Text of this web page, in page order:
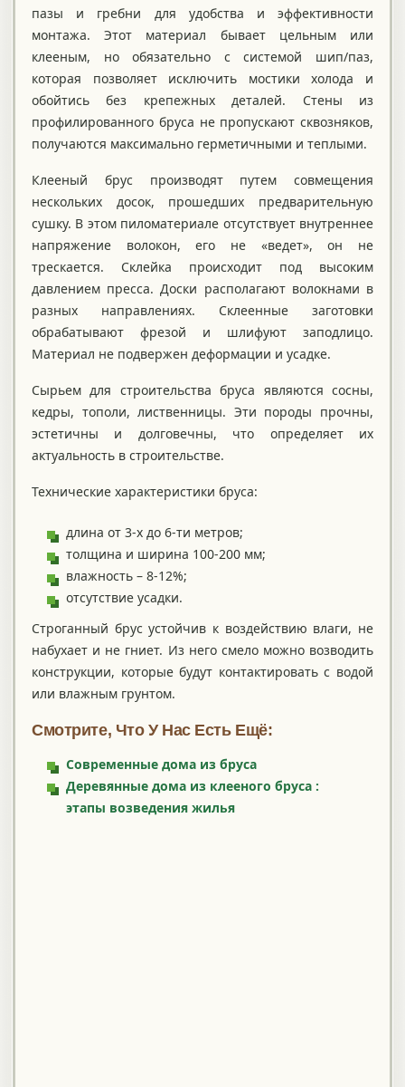
пазы и гребни для удобства и эффективности
монтажа. Этот материал бывает цельным или
клееным, но обязательно с системой шип/паз,
которая позволяет исключить мостики холода и
обойтись без крепежных деталей. Стены из
профилированного бруса не пропускают сквозняков,
получаются максимально герметичными и теплыми.
Клееный брус производят путем совмещения
нескольких досок, прошедших предварительную
сушку. В этом пиломатериале отсутствует внутреннее
напряжение волокон, его не «ведет», он не
трескается. Склейка происходит под высоким
давлением пресса. Доски располагают волокнами в
разных направлениях. Склеенные заготовки
обрабатывают фрезой и шлифуют заподлицо.
Материал не подвержен деформации и усадке.
Сырьем для строительства бруса являются сосны,
кедры, тополи, лиственницы. Эти породы прочны,
эстетичны и долговечны, что определяет их
актуальность в строительстве.
Технические характеристики бруса:
длина от 3-х до 6-ти метров;
толщина и ширина 100-200 мм;
влажность – 8-12%;
отсутствие усадки.
Строганный брус устойчив к воздействию влаги, не
набухает и не гниет. Из него смело можно возводить
конструкции, которые будут контактировать с водой
или влажным грунтом.
Смотрите, Что У Нас Есть Ещё:
Современные дома из бруса
Деревянные дома из клееного бруса :
этапы возведения жилья